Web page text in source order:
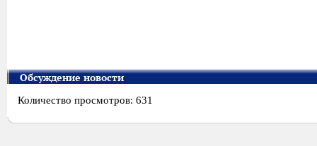
Обсуждение новости
Количество просмотров: 631